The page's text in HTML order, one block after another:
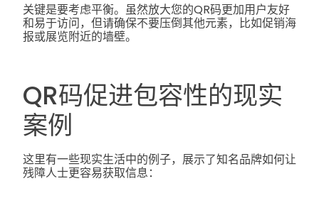
关键是要考虑平衡。虽然放大您的QR码更加用户友好
和易于访问，但请确保不要压倒其他元素，比如促销海
报或展览附近的墙壁。
QR码促进包容性的现实
案例
这里有一些现实生活中的例子，展示了知名品牌如何让
残障人士更容易获取信息：